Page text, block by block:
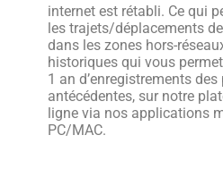
internet est rétabli. Ce qui
les trajets/déplacements
dans les zones hors-
historiques qui vous
1 an d’enregistrements
antécédentes, sur notre
ligne via nos applications
PC/MAC.